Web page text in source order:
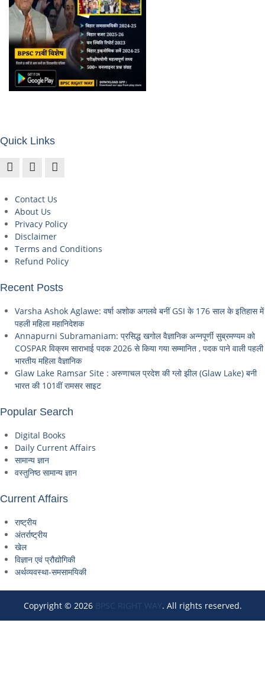
Quick Links
Contact Us
About Us
Privacy Policy
Disclaimer
Terms and Conditions
Refund Policy
Recent Posts
Varsha Ashok Aglawe: वर्षा अशोक अगलवे बनीं GSI के 176 साल के इतिहास में
पहली महिला महानिदेशक
Annapurni Subramaniam: प्रसिद्ध खगोल वैज्ञानिक अन्नपूर्णी सुब्रमण्यम को
COSPAR विक्रम साराभाई पदक 2026 से किया गया सम्मानित , पदक पाने वाली पहली
भारतीय महिला वैज्ञानिक
Glaw Lake Ramsar Site : अरुणाचल प्रदेश की ग्लो झील (Glaw Lake) बनी
भारत की 101वीं रामसर साइट
Popular Search
Digital Books
Daily Current Affairs
सामान्य ज्ञान
वस्तुनिष्ठ सामान्य ज्ञान
Current Affairs
राष्ट्रीय
अंतर्राष्ट्रीय
खेल
विज्ञान एवं प्रौद्योगिकी
अर्थव्यवस्था-समसामयिकी
Copyright © 2026 BPSC RIGHT WAY . All rights reserved.